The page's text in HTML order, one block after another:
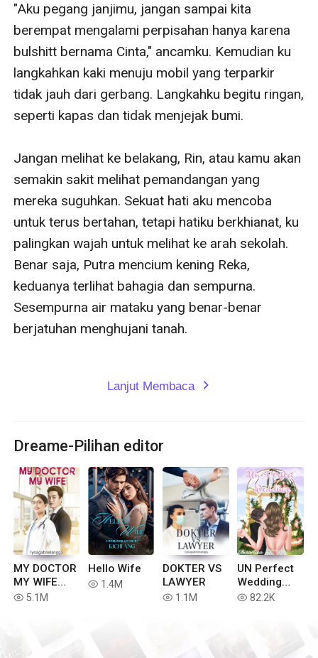
"Aku pegang janjimu, jangan sampai kita
berempat mengalami perpisahan hanya karena
bulshitt bernama Cinta," ancamku. Kemudian ku
langkahkan kaki menuju mobil yang terparkir
tidak jauh dari gerbang. Langkahku begitu ringan,
seperti kapas dan tidak menjejak bumi.
Jangan melihat ke belakang, Rin, atau kamu akan
semakin sakit melihat pemandangan yang
mereka suguhkan. Sekuat hati aku mencoba
untuk terus bertahan, tetapi hatiku berkhianat, ku
palingkan wajah untuk melihat ke arah sekolah.
Benar saja, Putra mencium kening Reka,
keduanya terlihat bahagia dan sempurna.
Sesempurna air mataku yang benar-benar
berjatuhan menghujani tanah.
Lanjut Membaca expand_more
Dreame-Pilihan editor
MY DOCTOR
MY WIFE
(Indonesia)
read 5.1M
Hello Wife
read 1.4M
DOKTER VS
LAWYER
read 1.1M
UN Perfect
Wedding
[Indonesia]
read 82.2K